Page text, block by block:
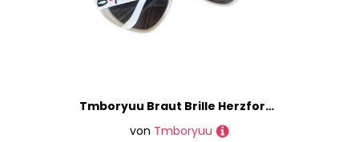
Tmboryuu Braut Brille Herzform Partygläser Für Braut Dusche Bachelorette Party Als Hochzeit Sein
von Tmboryuu